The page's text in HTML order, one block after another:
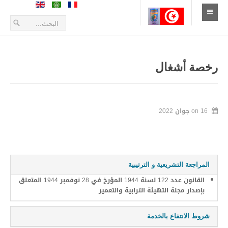
الإستقبال
أخبار
أعلانات و بلاغات
طلبات العروض
الموقع الجغرافي
تاريخ المدينة
زيارة المدينة
الحياة الإقتصادية
رخصة أشغال
on 16 جوان 2022
المراجعة التشريعية و الترتيبية
القانون عدد 122 لسنة 1944 المؤرخ في 28 نوفمبر 1944 المتعلق
بإصدار مجلة التهيئة الترابية والتعمير
شروط الانتفاع بالخدمة